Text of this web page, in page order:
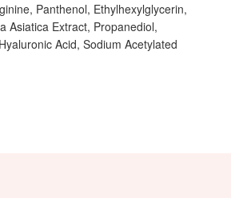
Panthenol, Ethylhexylglycerin,
Asiatica Extract, Propanediol,
Acid, Sodium Acetylated